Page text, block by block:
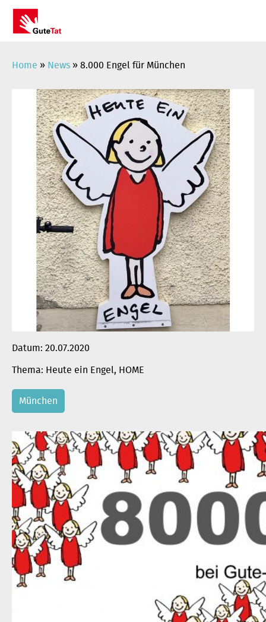
springen
Home » News » 8.000 Engel für München
Datum: 20.07.2020
Heute ein Engel , HOME
München